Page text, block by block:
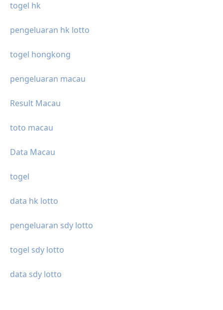
togel hk
pengeluaran hk lotto
togel hongkong
pengeluaran macau
Result Macau
toto macau
Data Macau
togel
data hk lotto
pengeluaran sdy lotto
togel sdy lotto
data sdy lotto